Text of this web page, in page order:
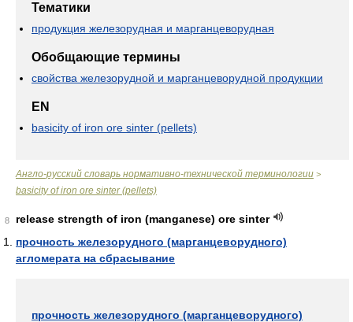
Тематики
продукция железорудная и марганцеворудная
Обобщающие термины
свойства железорудной и марганцеворудной продукции
EN
basicity of iron ore sinter (pellets)
Англо-русский словарь нормативно-технической терминологии >
basicity of iron ore sinter (pellets)
8
release strength of iron (manganese) ore sinter
прочность железорудного (марганцеворудного)
агломерата на сбрасывание
прочность железорудного (марганцеворудного)